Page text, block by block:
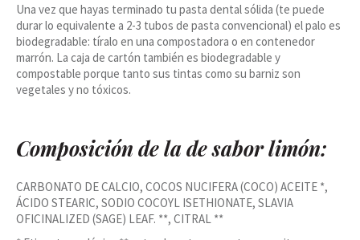
Una vez que hayas terminado tu pasta dental sólida (te puede
durar lo equivalente a 2-3 tubos de pasta convencional) el palo es
biodegradable: tíralo en una compostadora o en contenedor
marrón. La caja de cartón también es biodegradable y
compostable porque tanto sus tintas como su barniz son
vegetales y no tóxicos.
Composición de la de sabor limón:
CARBONATO DE CALCIO, COCOS NUCIFERA (COCO) ACEITE *,
ÁCIDO STEARIC, SODIO COCOYL ISETHIONATE, SLAVIA
OFICINALIZED (SAGE) LEAF. **, CITRAL **